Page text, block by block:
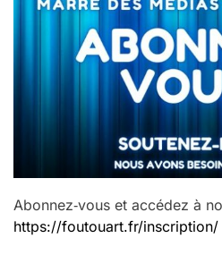
Abonnez‑vous et accédez à
https://foutouart.fr/inscription/